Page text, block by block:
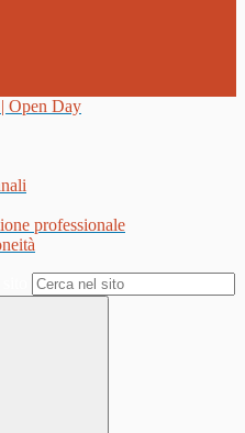
Open Day
professionale